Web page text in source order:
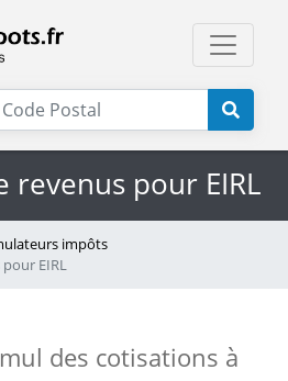
revenus pour EIRL
impôts
EIRL
des cotisations à